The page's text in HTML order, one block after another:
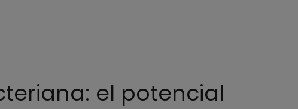
el potencial